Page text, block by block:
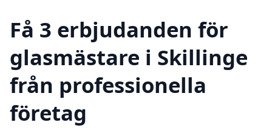
Få 3 erbjudanden för
glasmästare i Skillinge
från professionella
företag